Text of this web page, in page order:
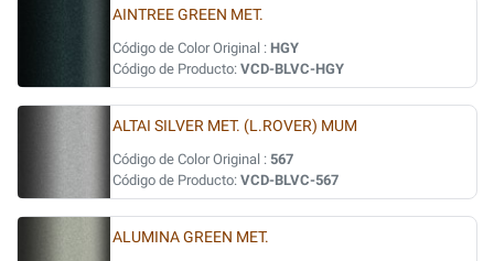
AINTREE GREEN MET.
Código de Color Original : HGY
Código de Producto: VCD-BLVC-HGY
ALTAI SILVER MET. (L.ROVER) MUM
Código de Color Original : 567
Código de Producto: VCD-BLVC-567
ALUMINA GREEN MET.